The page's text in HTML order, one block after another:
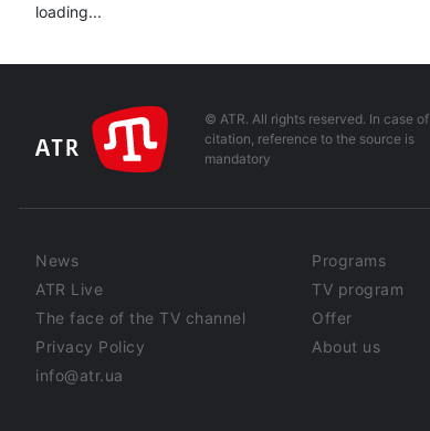
loading...
© ATR. All rights reserved. In case of
citation, reference to the source is
mandatory
News
Programs
ATR Live
TV program
The face of the TV channel
Offer
Privacy Policy
About us
info@atr.ua